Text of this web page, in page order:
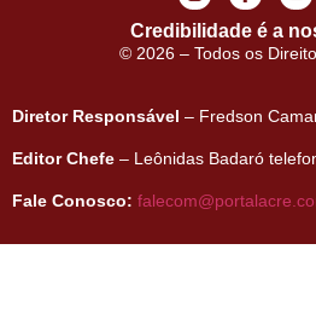
Credibilidade é a
© 2026 – Todos os
Diretor Responsável – Fredson
Editor Chefe – Leônidas Badaró
Fale Conosco: